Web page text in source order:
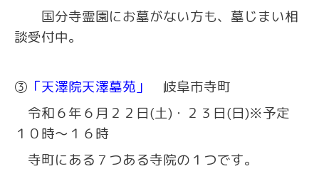
国分寺霊園にお墓がない方も、墓じまい相
談受付中。
③ 「天澤院天澤墓苑」
岐阜市寺町
令和６年６月２２日(土)・２３日(日)※予定
１０時～１６時
寺町にある７つある寺院の１つです。